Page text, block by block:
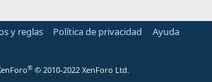
y reglas Política de privacidad
Ayuda
® © 2010-2022 XenForo Ltd.